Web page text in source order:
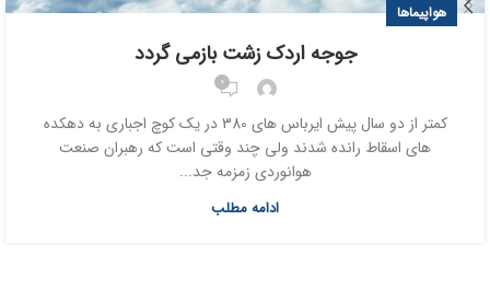
هواپیماها
جوجه اردک زشت بازمی گردد
0
کمتر از دو سال پیش ایرباس های 380 در یک کوچ اجباری به دهکده
های اسقاط رانده شدند ولی چند وقتی است که رهبران صنعت
هوانوردی زمزمه جد...
ادامه مطلب